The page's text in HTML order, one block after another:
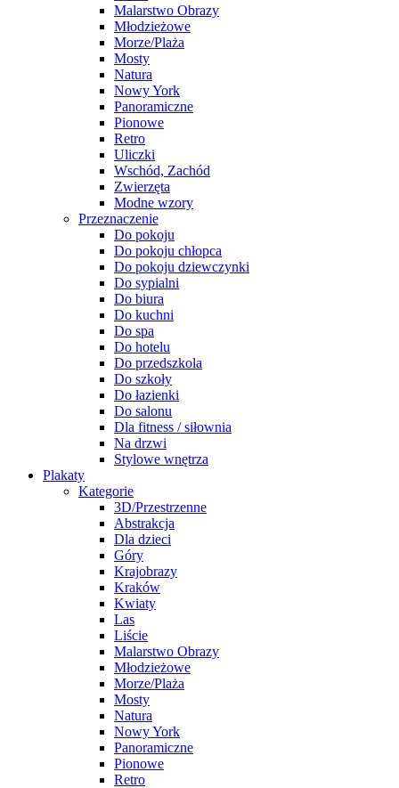
Malarstwo Obrazy
Młodzieżowe
Morze/Plaża
Mosty
Natura
Nowy York
Panoramiczne
Pionowe
Retro
Uliczki
Wschód, Zachód
Zwierzęta
Modne wzory
Przeznaczenie
Do pokoju
Do pokoju chłopca
Do pokoju dziewczynki
Do sypialni
Do biura
Do kuchni
Do spa
Do hotelu
Do przedszkola
Do szkoły
Do łazienki
Do salonu
Dla fitness / siłownia
Na drzwi
Stylowe wnętrza
Plakaty
Kategorie
3D/Przestrzenne
Abstrakcja
Dla dzieci
Góry
Krajobrazy
Kraków
Kwiaty
Las
Liście
Malarstwo Obrazy
Młodzieżowe
Morze/Plaża
Mosty
Natura
Nowy York
Panoramiczne
Pionowe
Retro